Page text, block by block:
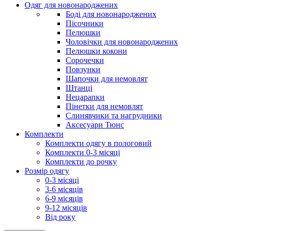
Одяг для новонароджених
Боді для новонароджених
Пісочники
Пелюшки
Чоловічки для новонароджених
Пелюшки кокони
Сорочечки
Повзунки
Шапочки для немовлят
Штанці
Нецарапки
Пінетки для немовлят
Слинявчики та нагрудники
Аксесуари Тюнс
Комплекти
Комплекти одягу в пологовий
Комплекти 0-3 місяці
Комплекти до рочку
Розмір одягу
0-3 місяці
3-6 місяців
6-9 місяців
9-12 місяців
Від року